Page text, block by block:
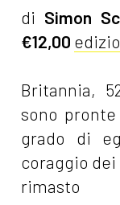
di Simon
€12,00
Britannia,
sono
grado di
coraggio